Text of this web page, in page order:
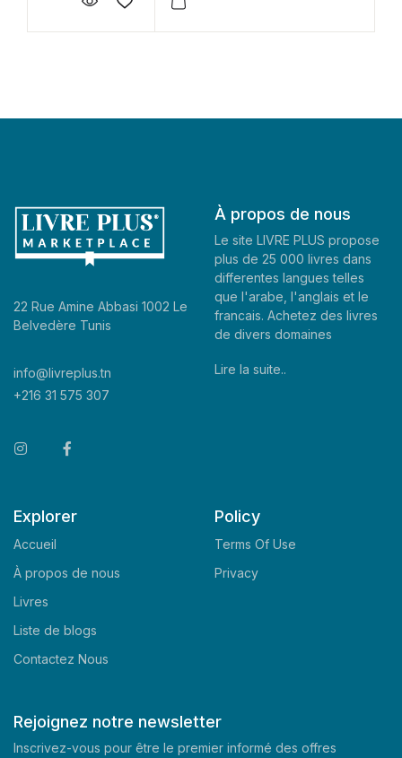
22 Rue Amine Abbasi 1002 Le
Belvedère Tunis
info@livreplus.tn
+216 31 575 307
À propos de nous
Le site LIVRE PLUS propose
plus de 25 000 livres dans
differentes langues telles
que l'arabe, l'anglais et le
francais. Achetez des livres
de divers domaines
Lire la suite..
Explorer
Accueil
À propos de nous
Livres
Liste de blogs
Contactez Nous
Policy
Terms Of Use
Privacy
Rejoignez notre newsletter
Inscrivez-vous pour être le premier informé des offres